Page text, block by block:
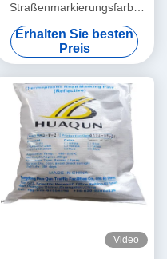
Straßenmarkierungsfarbe
Schnelle Trocknung ≤3min
mit hoher
Temperaturbeständigkeit
180-220°C und anpassbaren
Farben
Erhalten Sie besten
Preis
Video